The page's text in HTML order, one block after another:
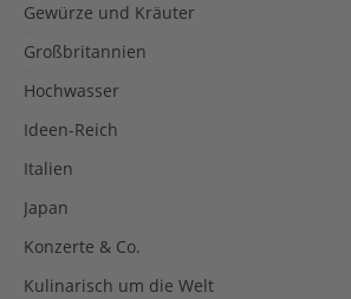
Gewürze und Kräuter
Großbritannien
Hochwasser
Ideen-Reich
Italien
Japan
Konzerte & Co.
Kulinarisch um die Welt